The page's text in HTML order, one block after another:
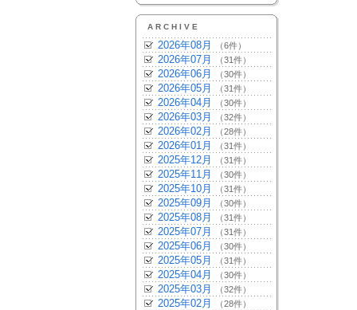
ARCHIVE
2026年08月 （6件）
2026年07月 （31件）
2026年06月 （30件）
2026年05月 （31件）
2026年04月 （30件）
2026年03月 （32件）
2026年02月 （28件）
2026年01月 （31件）
2025年12月 （31件）
2025年11月 （30件）
2025年10月 （31件）
2025年09月 （30件）
2025年08月 （31件）
2025年07月 （31件）
2025年06月 （30件）
2025年05月 （31件）
2025年04月 （30件）
2025年03月 （32件）
2025年02月 （28件）